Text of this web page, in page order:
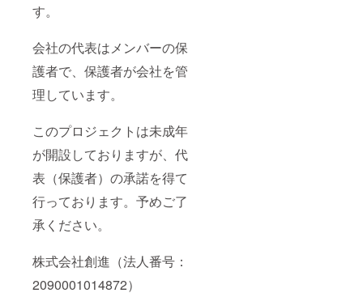
す。
会社の代表はメンバーの保
護者で、保護者が会社を管
理しています。
このプロジェクトは未成年
が開設しておりますが、代
表（保護者）の承諾を得て
行っております。予めご了
承ください。
株式会社創進（法人番号：
2090001014872）